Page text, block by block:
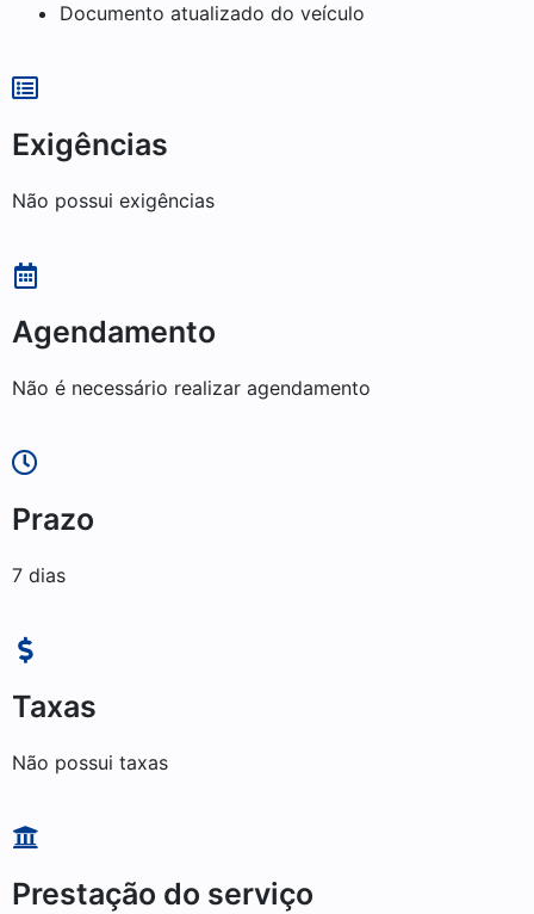
Documento atualizado do veículo
Exigências
Não possui exigências
Agendamento
Não é necessário realizar agendamento
Prazo
7 dias
Taxas
Não possui taxas
Prestação do serviço